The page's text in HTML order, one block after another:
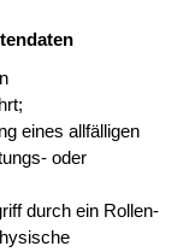
eines allfälligen
oder
durch ein Rollen-